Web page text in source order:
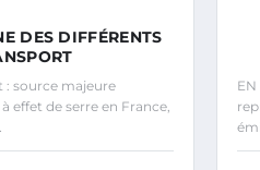
DES DIFFÉRENTS
: source majeure
effet de serre en France,